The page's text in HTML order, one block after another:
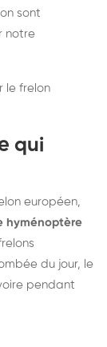
sont
notre
le frelon
qui
européen,
hyménoptère
du jour, le
pendant